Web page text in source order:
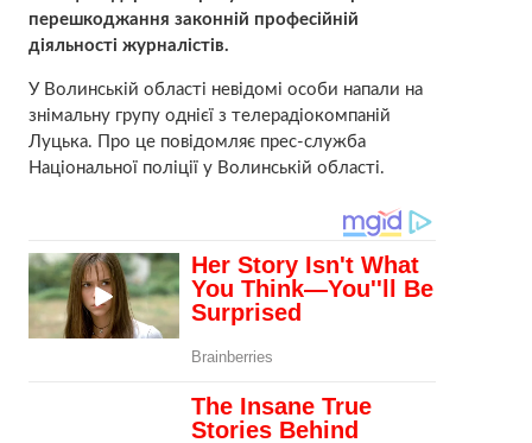
перешкоджання законній професійній
діяльності журналістів.
У Волинській області невідомі особи напали на
знімальну групу однієї з телерадіокомпаній
Луцька. Про це повідомляє прес-служба
Національної поліції у Волинській області.